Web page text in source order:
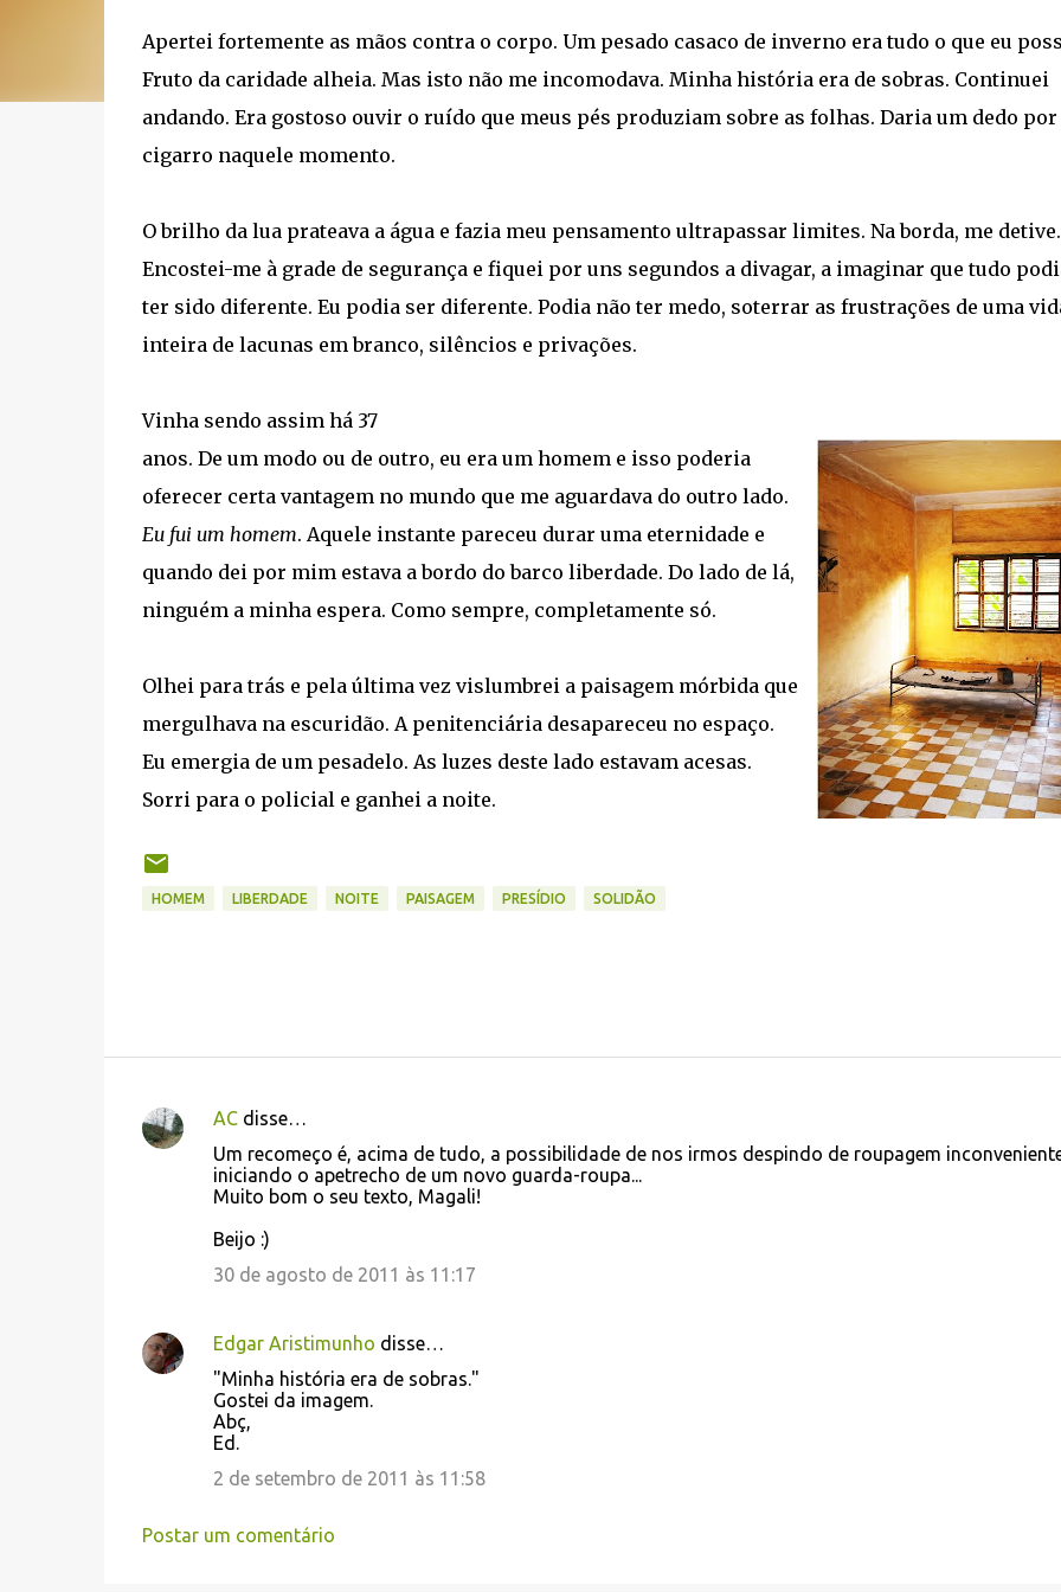
Apertei fortemente as mãos contra o corpo. Um pesado casaco de inverno era tudo o que eu
Fruto da caridade alheia. Mas isto não me incomodava. Minha história era de sobras. Continuei
andando. Era gostoso ouvir o ruído que meus pés produziam sobre as folhas. Daria um dedo
cigarro naquele momento.
O brilho da lua prateava a água e fazia meu pensamento ultrapassar limites. Na borda, me detive.
Encostei-me à grade de segurança e fiquei por uns segundos a divagar, a imaginar que tudo
ter sido diferente. Eu podia ser diferente. Podia não ter medo, soterrar as frustrações de uma
inteira de lacunas em branco, silêncios e privações.
Vinha sendo assim há 37
anos. De um modo ou de outro, eu era um homem e isso poderia
oferecer certa vantagem no mundo que me aguardava do outro lado.
Eu fui um homem. Aquele instante pareceu durar uma eternidade e
quando dei por mim estava a bordo do barco liberdade. Do lado de lá,
ninguém a minha espera. Como sempre, completamente só.
Olhei para trás e pela última vez vislumbrei a paisagem mórbida que
mergulhava na escuridão. A penitenciária desapareceu no espaço.
Eu emergia de um pesadelo. As luzes deste lado estavam acesas.
Sorri para o policial e ganhei a noite.
HOMEM LIBERDADE NOITE PAISAGEM PRESÍDIO SOLIDÃO
C
á
r
ACdisse…
Um recomeço é, acima de tudo, a possibilidade de nos irmos despindo de roupagem
iniciando o apetrecho de um novo guarda-roupa...
Muito bom o seu texto, Magali!
Beijo :)
30 de agosto de 2011 às 11:17
Edgar Aristimunho disse…
"Minha história era de sobras."
Gostei da imagem.
Abç,
Ed.
2 de setembro de 2011 às 11:58
Postar um comentário